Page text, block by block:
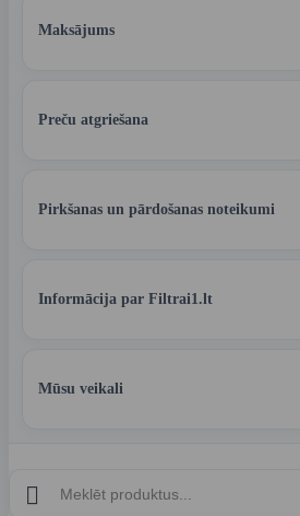
Maksājums
Preču atgriešana
Pirkšanas un pārdošanas noteikumi
Informācija par Filtrai1.lt
Mūsu veikali
